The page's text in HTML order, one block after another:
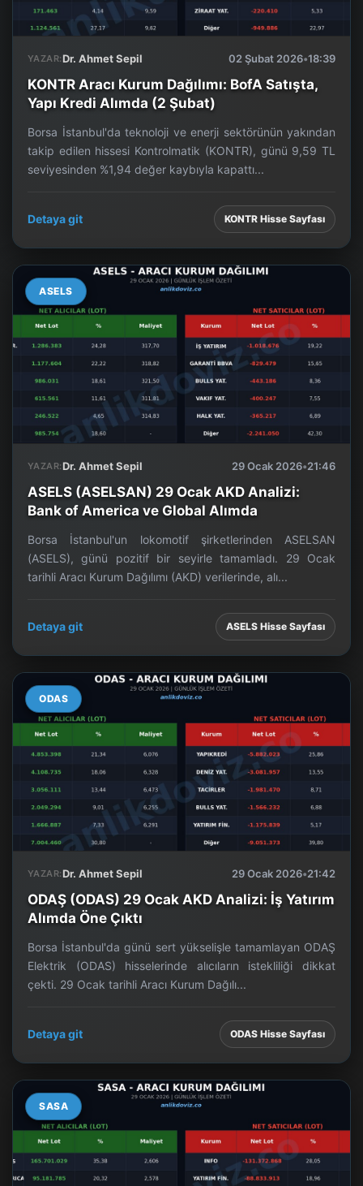
YAZAR:Dr. Ahmet Sepil 02 Şubat 2026•18:39
KONTR Aracı Kurum Dağılımı: BofA Satışta,
Yapı Kredi Alımda (2 Şubat)
Borsa İstanbul'da teknoloji ve enerji sektörünün yakından
takip edilen hissesi Kontrolmatik (KONTR), günü 9,59 TL
seviyesinden %1,94 değer kaybıyla kapattı...
Detaya git KONTR Hisse Sayfası
ASELS
YAZAR:Dr. Ahmet Sepil 29 Ocak 2026•21:46
ASELS (ASELSAN) 29 Ocak AKD Analizi:
Bank of America ve Global Alımda
Borsa İstanbul'un lokomotif şirketlerinden ASELSAN
(ASELS), günü pozitif bir seyirle tamamladı. 29 Ocak
tarihli Aracı Kurum Dağılımı (AKD) verilerinde, alı...
Detaya git ASELS Hisse Sayfası
ODAS
YAZAR:Dr. Ahmet Sepil 29 Ocak 2026•21:42
ODAŞ (ODAS) 29 Ocak AKD Analizi: İş Yatırım
Alımda Öne Çıktı
Borsa İstanbul'da günü sert yükselişle tamamlayan ODAŞ
Elektrik (ODAS) hisselerinde alıcıların istekliliği dikkat
çekti. 29 Ocak tarihli Aracı Kurum Dağılı...
Detaya git ODAS Hisse Sayfası
SASA